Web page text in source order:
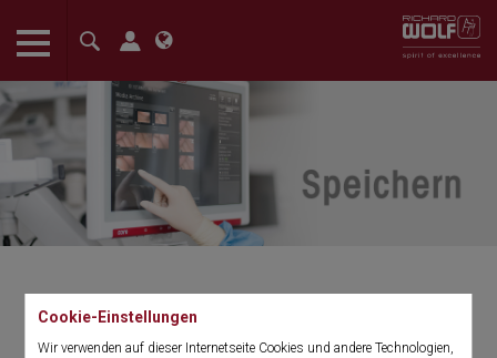
Cookie-Einstellungen
Wir verwenden auf dieser Internetseite Cookies und andere Technologien,
The language setting of your browser is set to English. Do you
Confirm
Speichern